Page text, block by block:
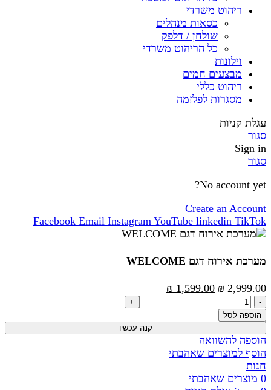
ריהוט משרדי
כסאות מנהלים
שולחן / דלפק
כל הריהוט משרדי
וילונות
מבצעים חמים
ריהוט כללי
מסגרות לפלזמה
עגלת קניות
סגור
Sign in
סגור
No account yet?
Create an Account
Facebook Email Instagram YouTube linkedin TikTok
מערכת אירוח דגם WELCOME
2,999.00
₪ המחיר
2,999.00 ₪.
1,599.00
₪
1,599.00 ₪.
כמות
של
מערכת
אירוח
דגם
WELCOME
הוספה לסל
קנה עכשיו
הוספה להשוואה
הוסף למוצרים שאהבתי
חנות
0 מוצרים שאהבתי